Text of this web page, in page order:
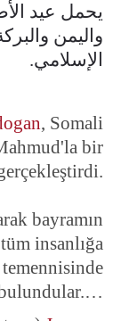
يحمل عيد
واليمن
الإسلامي.
, Somali
bir
bayramın
insanlığa